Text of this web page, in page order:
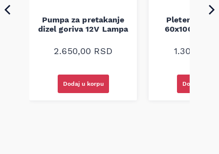
Pumpa za pretakanje
dizel goriva 12V Lampa
2.650,00 RSD
Dodaj u korpu
Pletenica
60x100
1.300,00
Dodaj u